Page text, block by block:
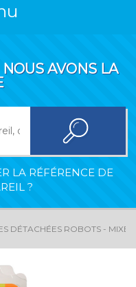
AVONS LA
LA RÉFÉRENCE DE
?
DÉTACHÉES ROBOTS -